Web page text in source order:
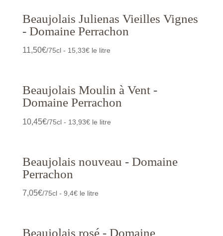
Beaujolais Julienas Vieilles Vignes
- Domaine Perrachon
11,50€/75cl - 15,33€ le litre
Beaujolais Moulin à Vent -
Domaine Perrachon
10,45€/75cl - 13,93€ le litre
Beaujolais nouveau - Domaine
Perrachon
7,05€/75cl - 9,4€ le litre
Beaujolais rosé - Domaine